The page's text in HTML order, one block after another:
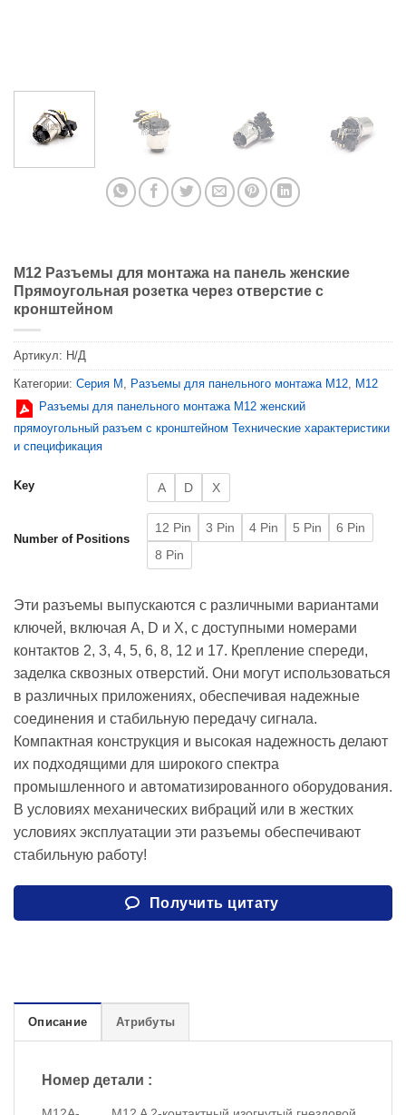
M12 Разъемы для монтажа на панель женские
Прямоугольная розетка через отверстие с
кронштейном
Артикул: Н/Д
Категории: Серия М , Разъемы для панельного монтажа M12, M12
Разъемы для панельного монтажа M12 женский
прямоугольный разъем с кронштейном Технические характеристики
и спецификация
Key A D X
Number of Positions
12 Pin 3 Pin 4 Pin 5 Pin
6 Pin
8 Pin
Эти разъемы выпускаются с различными вариантами
ключей, включая A, D и X, с доступными номерами
контактов 2, 3, 4, 5, 6, 8, 12 и 17. Крепление спереди,
заделка сквозных отверстий. Они могут использоваться
в различных приложениях, обеспечивая надежные
соединения и стабильную передачу сигнала.
Компактная конструкция и высокая надежность делают
их подходящими для широкого спектра
промышленного и автоматизированного оборудования.
В условиях механических вибраций или в жестких
условиях эксплуатации эти разъемы обеспечивают
стабильную работу!
Получить цитату
Описание Атрибуты
Номер детали :